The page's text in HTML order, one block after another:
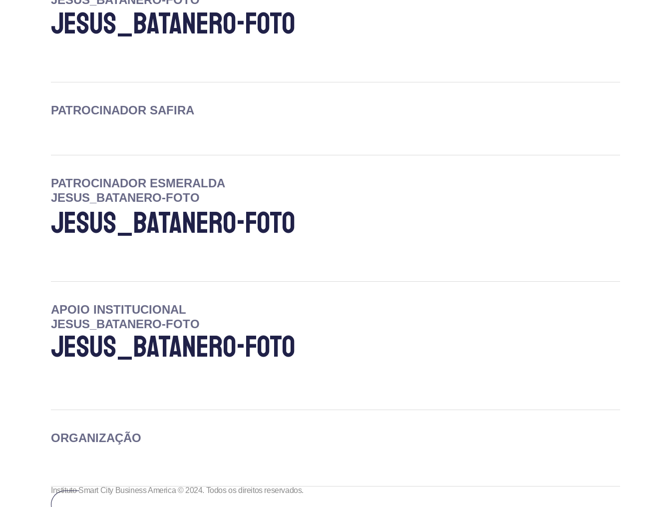
JESUS_BATANERO-FOTO
PATROCINADOR SAFIRA
PATROCINADOR ESMERALDA
JESUS_BATANERO-FOTO
JESUS_BATANERO-FOTO
APOIO INSTITUCIONAL
JESUS_BATANERO-FOTO
JESUS_BATANERO-FOTO
ORGANIZAÇÃO
Instituto Smart City Business America © 2024. Todos os direitos reservados.